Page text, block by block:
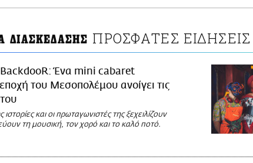
ΔΙΑΣΚΕΔΑΣΗΣ ΠΡΟΣΦΑΤΕΣ ΕΙΔΗΣΕΙΣ
BackdooR: Ένα mini cabaret
του Μεσοπολέμου ανοίγει τις
ιστορίες και οι πρωταγωνιστές της ξεχειλίζουν
τη μουσική, τον χορό και το καλό ποτό.